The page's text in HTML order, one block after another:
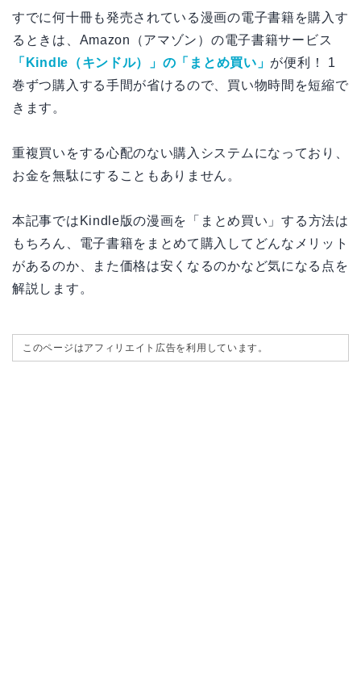
すでに何十冊も発売されている漫画の電子書籍を購入す
るときは、Amazon（アマゾン）の電子書籍サービス
「Kindle（キンドル）」の「まとめ買い」 が便利！ 1
巻ずつ購入する手間が省けるので、買い物時間を短縮で
きます。
重複買いをする心配のない購入システムになっており、
お金を無駄にすることもありません。
本記事ではKindle版の漫画を「まとめ買い」する方法は
もちろん、電子書籍をまとめて購入してどんなメリット
があるのか、また価格は安くなるのかなど気になる点を
解説します。
このページはアフィリエイト広告を利用しています。